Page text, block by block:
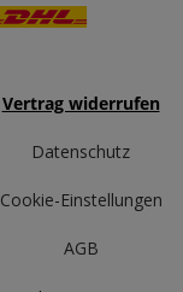
Vertrag widerrufen
Datenschutz
Cookie-Einstellungen
AGB